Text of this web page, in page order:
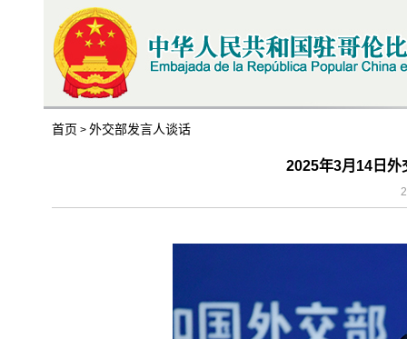
首页 > 外交部发言人谈话
2025年3月14日外